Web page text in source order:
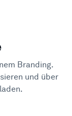
Branding.
und über